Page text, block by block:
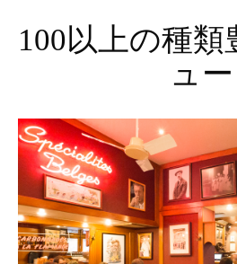
100以上の種類豊富なメニ
ュー